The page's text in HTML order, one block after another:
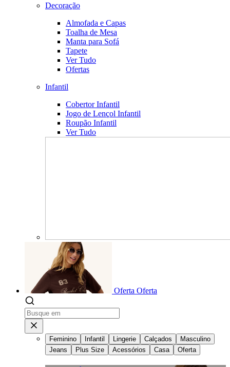
Decoração
Almofada e Capas
Toalha de Mesa
Manta para Sofá
Tapete
Ver Tudo
Ofertas
Infantil
Cobertor Infantil
Jogo de Lençol Infantil
Roupão Infantil
Ver Tudo
Oferta Oferta
Feminino Infantil Lingerie Calçados
Masculino
Jeans
Plus Size Acessórios Casa Oferta